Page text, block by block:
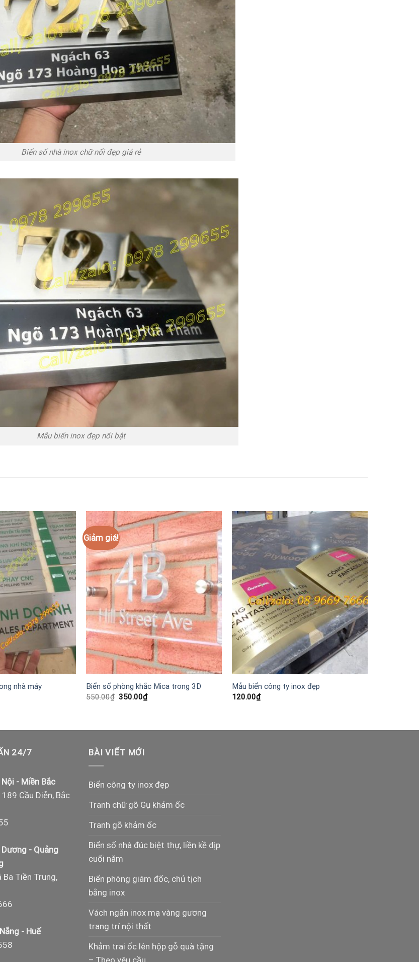
Biển số nhà inox chữ nổi đẹp giá rẻ
Mẫu biển inox đẹp nổi bật
nhà máy
Giảm giá!
Biển số phòng khắc Mica trong 3D
550.00₫ Giá
350.00₫Giá
hiện
Mẫu biển công ty inox đẹp
120.00₫
24/7
- Miền Bắc
Cầu Diễn, Bắc
- Quảng
Ba Tiền Trung,
- Huế
BÀI VIẾT MỚI
Biển công ty inox đẹp
Tranh chữ gỗ Gụ khảm ốc
Tranh gỗ khảm ốc
Biển số nhà đúc biệt thự, liền kề dịp
cuối năm
Biển phòng giám đốc, chủ tịch
bằng inox
Vách ngăn inox mạ vàng gương
trang trí nội thất
Khảm trai ốc lên hộp gỗ quà tặng